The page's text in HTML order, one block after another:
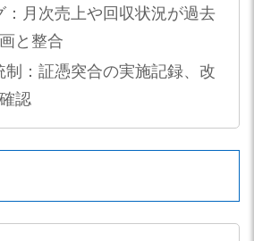
：月次売上や回収状況が過去
と整合
制：証憑突合の実施記録、改
認